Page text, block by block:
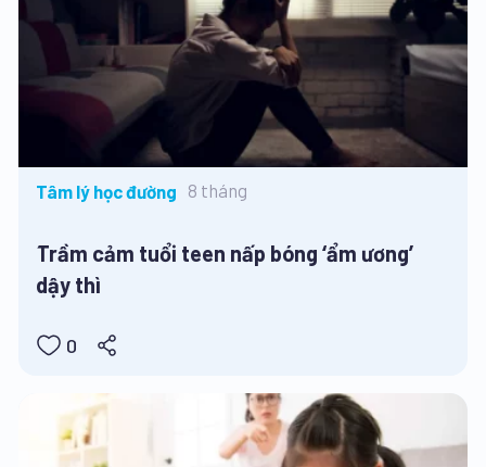
Tâm lý học đường 8 tháng
Trầm cảm tuổi teen nấp bóng ‘ẩm ương’
dậy thì
0